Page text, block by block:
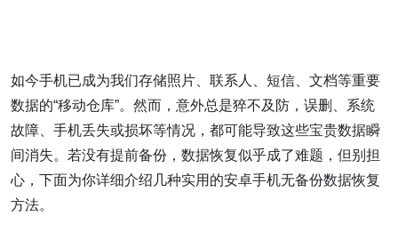
如今手机已成为我们存储照片、联系人、短信、文档等重要
数据的“移动仓库”。然而，意外总是猝不及防，误删、系统
故障、手机丢失或损坏等情况，都可能导致这些宝贵数据瞬
间消失。若没有提前备份，数据恢复似乎成了难题，但别担
心，下面为你详细介绍几种实用的安卓手机无备份数据恢复
方法。